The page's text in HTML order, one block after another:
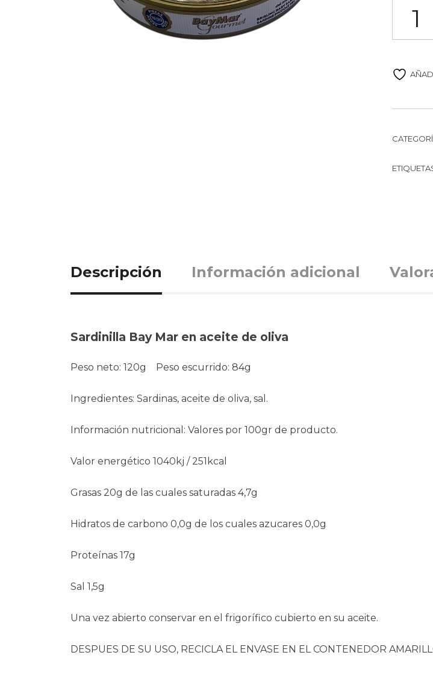
Descripción Información adicional
Sardinilla Bay Mar en aceite de oliva
Peso neto: 120g Peso escurrido: 84g
Ingredientes: Sardinas, aceite de oliva, sal.
Información nutricional: Valores por 100gr de producto.
Valor energético 1040kj / 251kcal
Grasas 20g de las cuales saturadas 4,7g
Hidratos de carbono 0,0g de los cuales azucares 0,0g
Proteínas 17g
Sal 1,5g
Una vez abierto conservar en el frigorífico cubierto en su aceite.
DESPUES DE SU USO, RECICLA EL ENVASE EN EL CONTENEDOR